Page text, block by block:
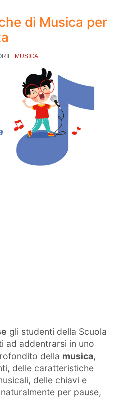
di Musica per
MUSICA
gli studenti della Scuola
ad addentrarsi in uno
della musica,
delle caratteristiche
delle chiavi e
per pause,